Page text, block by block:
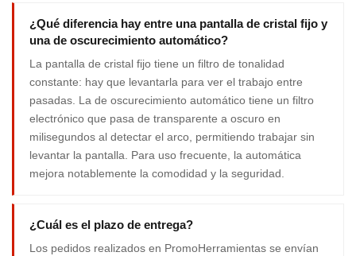
¿Qué diferencia hay entre una pantalla de cristal fijo y
una de oscurecimiento automático?
La pantalla de cristal fijo tiene un filtro de tonalidad
constante: hay que levantarla para ver el trabajo entre
pasadas. La de oscurecimiento automático tiene un filtro
electrónico que pasa de transparente a oscuro en
milisegundos al detectar el arco, permitiendo trabajar sin
levantar la pantalla. Para uso frecuente, la automática
mejora notablemente la comodidad y la seguridad.
¿Cuál es el plazo de entrega?
Los pedidos realizados en PromoHerramientas se envían